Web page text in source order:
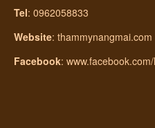
Tel: 0962058833
Website: thammynangmai.com
Facebook: